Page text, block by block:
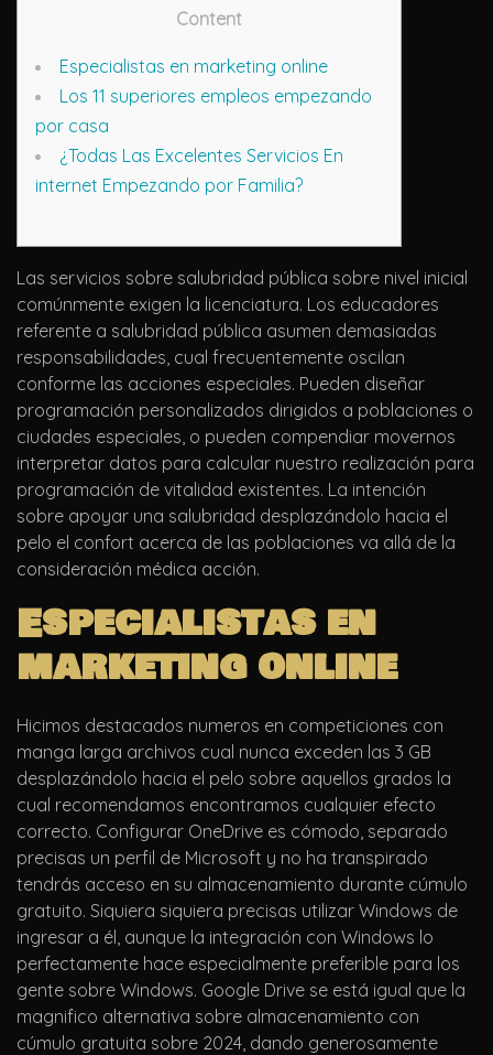
Content
Especialistas en marketing online
Los 11 superiores empleos empezando
por casa
¿Todas Las Excelentes Servicios En
internet Empezando por Familia?
Las servicios sobre salubridad pública sobre nivel inicial
comúnmente exigen la licenciatura. Los educadores
referente a salubridad pública asumen demasiadas
responsabilidades, cual frecuentemente oscilan
conforme las acciones especiales. Pueden diseñar
programación personalizados dirigidos a poblaciones o
ciudades especiales, o pueden compendiar movernos
interpretar datos para calcular nuestro realización para
programación de vitalidad existentes. La intención
sobre apoyar una salubridad desplazándolo hacia el
pelo el confort acerca de las poblaciones va allá de la
consideración médica acción.
Especialistas en
marketing online
Hicimos destacados numeros en competiciones con
manga larga archivos cual nunca exceden las 3 GB
desplazándolo hacia el pelo sobre aquellos grados la
cual recomendamos encontramos cualquier efecto
correcto. Configurar OneDrive es cómodo, separado
precisas un perfil de Microsoft y no ha transpirado
tendrás acceso en su almacenamiento durante cúmulo
gratuito. Siquiera siquiera precisas utilizar Windows de
ingresar a él, aunque la integración con Windows lo
perfectamente hace especialmente preferible para los
gente sobre Windows. Google Drive se está igual que la
magnifico alternativa sobre almacenamiento con
cúmulo gratuita sobre 2024, dando generosamente